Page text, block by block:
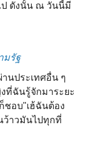
ป ดังนั้น ณ วันนี้มี
มรัฐ
นประเทศอื่น ๆ
ที่ฉันรู้จักมาระยะ
ชอบ"เฮ้ฉันต้อง
ว้าวมันไปทุกที่